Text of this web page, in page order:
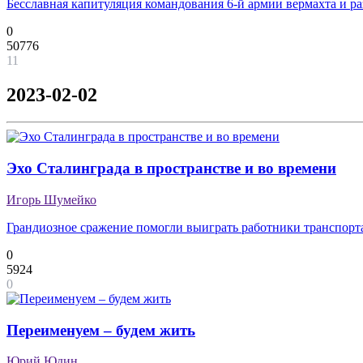
Бесславная капитуляция командования 6-й армии вермахта и
0
50776
11
2023-02-02
Эхо Сталинграда в пространстве и во времени
Игорь Шумейко
Грандиозное сражение помогли выиграть работники
0
5924
0
Переименуем – будем жить